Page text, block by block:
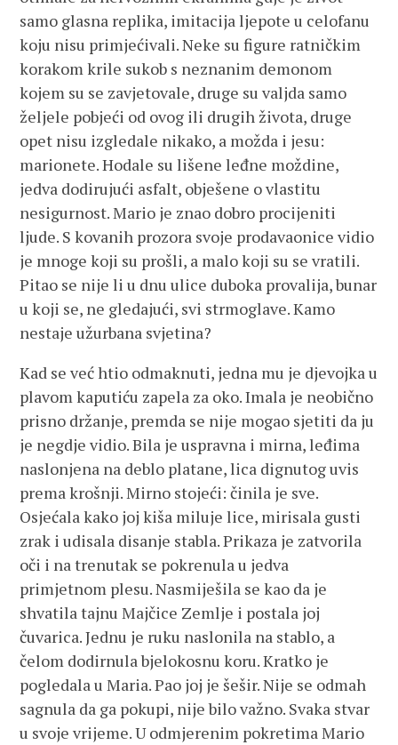
samo glasna replika, imitacija ljepote u celofanu
koju nisu primjećivali. Neke su figure ratničkim
korakom krile sukob s neznanim demonom
kojem su se zavjetovale, druge su valjda samo
željele pobjeći od ovog ili drugih života, druge
opet nisu izgledale nikako, a možda i jesu:
marionete. Hodale su lišene leđne moždine,
jedva dodirujući asfalt, obješene o vlastitu
nesigurnost. Mario je znao dobro procijeniti
ljude. S kovanih prozora svoje prodavaonice vidio
je mnoge koji su prošli, a malo koji su se vratili.
Pitao se nije li u dnu ulice duboka provalija, bunar
u koji se, ne gledajući, svi strmoglave. Kamo
nestaje užurbana svjetina?
Kad se već htio odmaknuti, jedna mu je djevojka u
plavom kaputiću zapela za oko. Imala je neobično
prisno držanje, premda se nije mogao sjetiti da ju
je negdje vidio. Bila je uspravna i mirna, leđima
naslonjena na deblo platane, lica dignutog uvis
prema krošnji. Mirno stojeći: činila je sve.
Osjećala kako joj kiša miluje lice, mirisala gusti
zrak i udisala disanje stabla. Prikaza je zatvorila
oči i na trenutak se pokrenula u jedva
primjetnom plesu. Nasmiješila se kao da je
shvatila tajnu Majčice Zemlje i postala joj
čuvarica. Jednu je ruku naslonila na stablo, a
čelom dodirnula bjelokosnu koru. Kratko je
pogledala u Maria. Pao joj je šešir. Nije se odmah
sagnula da ga pokupi, nije bilo važno. Svaka stvar
u svoje vrijeme. U odmjerenim pokretima Mario